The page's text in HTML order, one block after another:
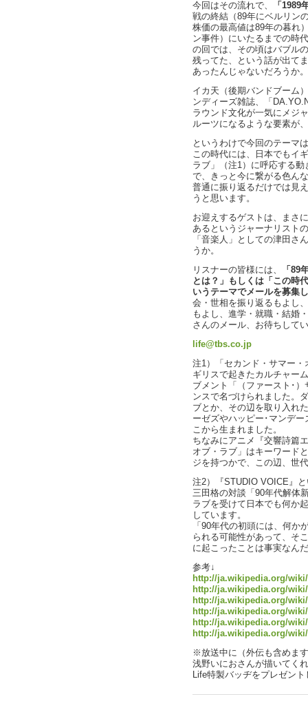
今回はその流れで、
「1989
戦の終結（89年にベルリン
株価の最高値は89年の暮れ
ン事件）にいたるまでの時
の回では、その頃はバブル
残ってた、という話が出て
あったんじゃないだろうか。
イカ天（後期バンドブーム
ンディーズ雑誌、「
ラウンド文化が一気にメジ
ルーツになるような要素が
というわけで今回のテーマ
この時代には、日本でもイ
ラブ」（注1）に呼応する
で、きっと今に繋がる色ん
普通に振り返るだけでは見
うと思います。
お迎えするゲストは、まさ
あるというジャーナリスト
「音楽人」としての津田さ
うか。
リスナーの皆様には、
「89
とは？」もしくは「この時
いうテーマでメールを募集
会・世相を振り返るもよし
もよし、進学・就職・結婚
さんのメール、お待ちして
life@tbs.co.jp
注1）「セカンド・サマー
ギリスで起きたカルチャー
ブメント「（ファースト･
ンスで名づけられました。
ブとか、その辺を取り入れ
ーゼズやハッピー･マンデ
こから生まれました。
ちなみにアニメ『交響詩篇
オブ・ラブ」はキーワード
ジを持つかで、この辺、世
注2）『STUDIO VOICE』
三田格の対談「90年代解体
ラブを受けて日本でも何か
しています。
「90年代の初頭には、何か
られる可能性があって、そ
に起こったことは事実なん
参考↓
http://ja.wikipedia.org/wiki/
http://ja.wikipedia.org/wiki/
http://ja.wikipedia.org/wiki/
http://ja.wikipedia.org/wiki/
http://ja.wikipedia.org/wiki/
http://ja.wikipedia.org/wiki/
※放送中に（外伝も含めま
浅野いにおさんが描いてく
Life特製バッヂをプレゼン